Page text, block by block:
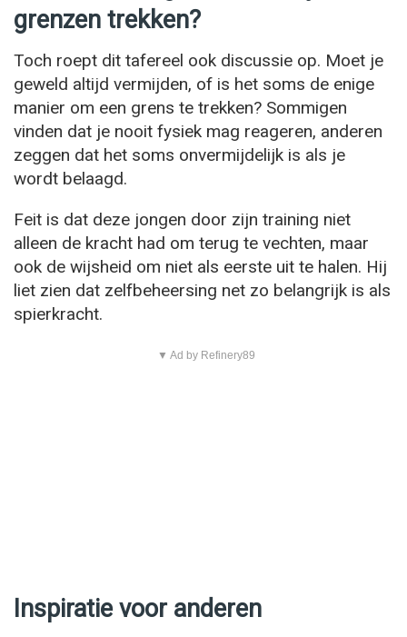
grenzen trekken?
Toch roept dit tafereel ook discussie op. Moet je
geweld altijd vermijden, of is het soms de enige
manier om een grens te trekken? Sommigen
vinden dat je nooit fysiek mag reageren, anderen
zeggen dat het soms onvermijdelijk is als je
wordt belaagd.
Feit is dat deze jongen door zijn training niet
alleen de kracht had om terug te vechten, maar
ook de wijsheid om niet als eerste uit te halen. Hij
liet zien dat zelfbeheersing net zo belangrijk is als
spierkracht.
▼ Ad by Refinery89
Inspiratie voor anderen